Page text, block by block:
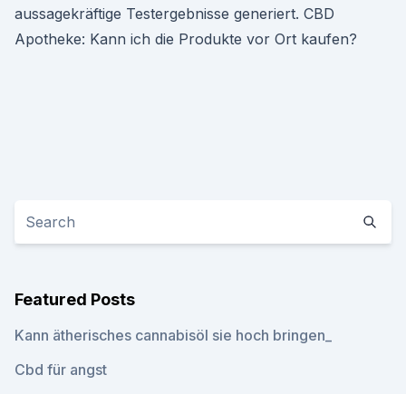
aussagekräftige Testergebnisse generiert. CBD
Apotheke: Kann ich die Produkte vor Ort kaufen?
Featured Posts
Kann ätherisches cannabisöl sie hoch bringen_
Cbd für angst